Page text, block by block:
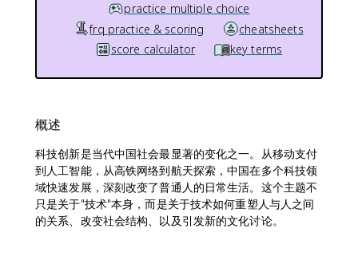
practice multiple choice
frq practice & scoring
cheatsheets
score calculator
key terms
概述
科技创新是当代中国社会最显著的变化之一。从移动支付
到人工智能，从高铁网络到航天探索，中国在多个科技领
域快速发展，深刻改变了普通人的日常生活。这个主题不
只是关于"技术"本身，而是关于技术如何重塑人与人之间
的关系、改变社会结构、以及引发新的文化讨论。